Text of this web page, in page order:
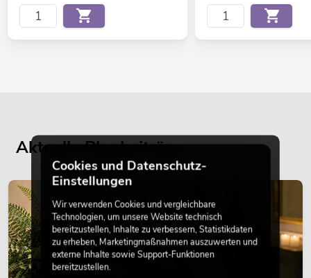
Aktuelle Blogbeiträge
Cookies und Datenschutz-
Einstellungen
Wir verwenden Cookies und vergleichbare
Technologien, um unsere Website technisch
bereitzustellen, Inhalte zu verbessern, Statistikdaten
zu erheben, Marketingmaßnahmen auszuwerten und
externe Inhalte sowie Support-Funktionen
bereitzustellen.